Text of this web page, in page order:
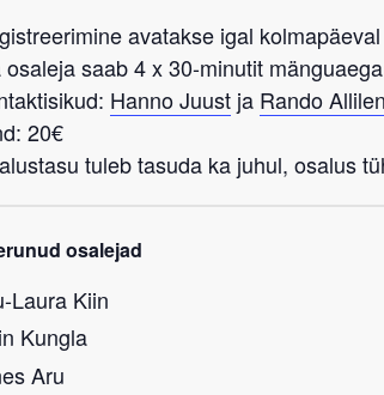
avatakse igal
osaleja saab 4 x 30-minutit mänguaega
Hanno Juust ja Rando
20€
tuleb tasuda ka juhul, osalus
osalejad
Laura Kiin
Kungla
Aru